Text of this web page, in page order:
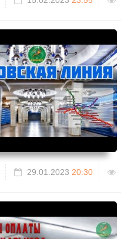
29.01.2023 20:30